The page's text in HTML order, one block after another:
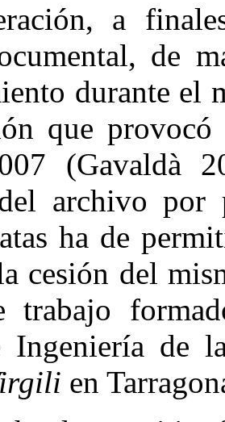
a
de
durante el
que
(Gavaldà
archivo por
ha de
cesión del
trabajo
de
en